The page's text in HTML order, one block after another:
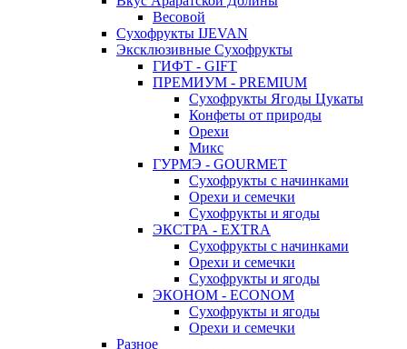
Весовой
Сухофрукты IJEVAN
Эксклюзивные Сухофрукты
ГИФТ - GIFT
ПРЕМИУМ - PREMIUM
Сухофрукты Ягоды Цукаты
Конфеты от природы
Орехи
Микс
ГУРМЭ - GOURMET
Сухофрукты с начинками
Орехи и семечки
Сухофрукты и ягоды
ЭКСТРА - EXTRA
Сухофрукты с начинками
Орехи и семечки
Сухофрукты и ягоды
ЭКОНОМ - ECONOM
Сухофрукты и ягоды
Орехи и семечки
Разное